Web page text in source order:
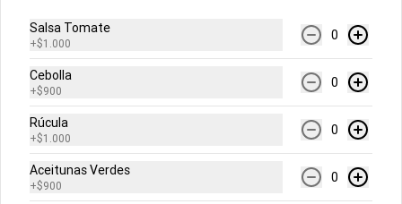
Fettuccine Pomodoro y
Salsa Tomate
+$1.000
0
Cebolla
+$900
0
Rúcula
+$1.000
0
Aceitunas Verdes
+$900
0